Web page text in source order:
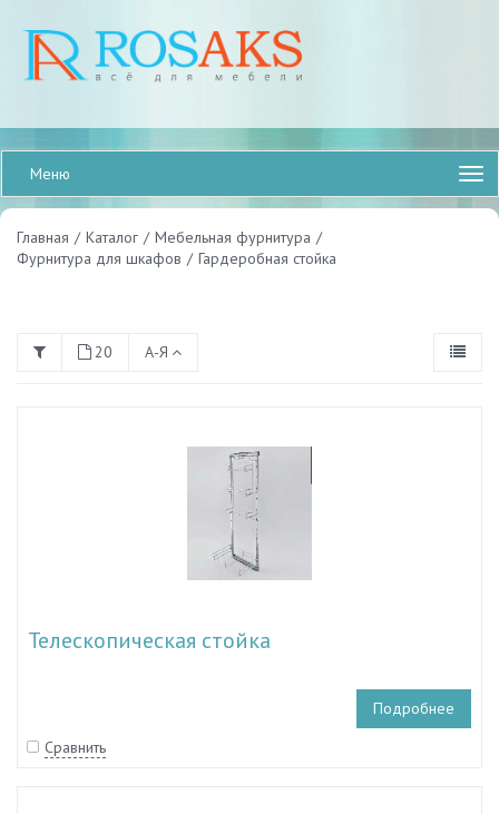
Меню
Главная / Каталог / Мебельная фурнитура /
Фурнитура для шкафов / Гардеробная стойка
20 А-Я
Телескопическая стойка
Подробнее
Сравнить